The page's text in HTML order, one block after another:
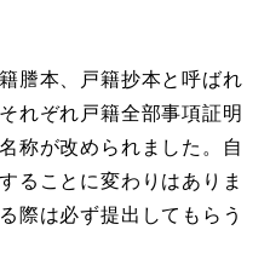
謄本、戸籍抄本と呼ばれ
れぞれ戸籍全部事項証明
称が改められました。自
ることに変わりはありま
際は必ず提出してもらう